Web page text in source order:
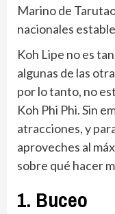
Marino de
nacionales
Koh Lipe no es
algunas de las
por lo tanto, no
Koh Phi Phi. Sin
atracciones, y
aproveches al
sobre qué hacer
1. Buceo